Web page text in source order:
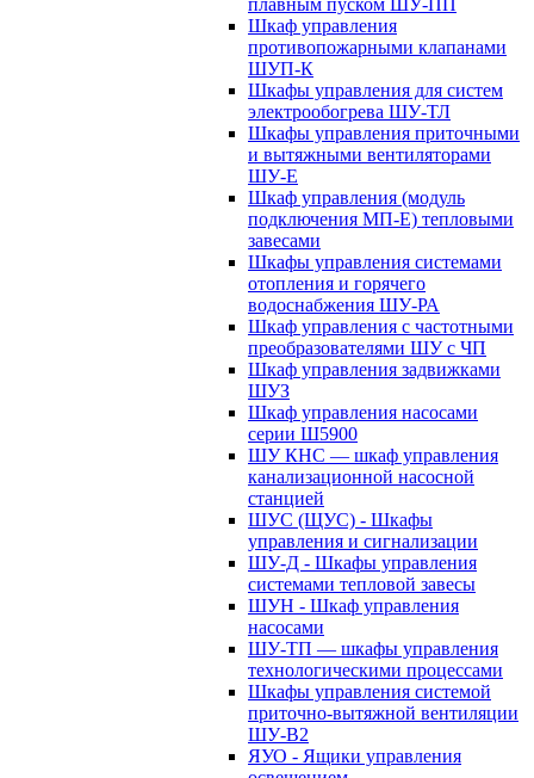
плавным пуском ШУ-ПП
Шкаф управления
противопожарными клапанами
ШУП-К
Шкафы управления для систем
электрообогрева ШУ-ТЛ
Шкафы управления приточными
и вытяжными вентиляторами
ШУ-Е
Шкаф управления (модуль
подключения МП-Е) тепловыми
завесами
Шкафы управления системами
отопления и горячего
водоснабжения ШУ-РА
Шкаф управления с частотными
преобразователями ШУ с ЧП
Шкаф управления задвижками
ШУЗ
Шкаф управления насосами
серии Ш5900
ШУ КНС — шкаф управления
канализационной насосной
станцией
ШУС (ЩУС) - Шкафы
управления и сигнализации
ШУ-Д - Шкафы управления
системами тепловой завесы
ШУН - Шкаф управления
насосами
ШУ-ТП — шкафы управления
технологическими процессами
Шкафы управления системой
приточно-вытяжной вентиляции
ШУ-В2
ЯУО - Ящики управления